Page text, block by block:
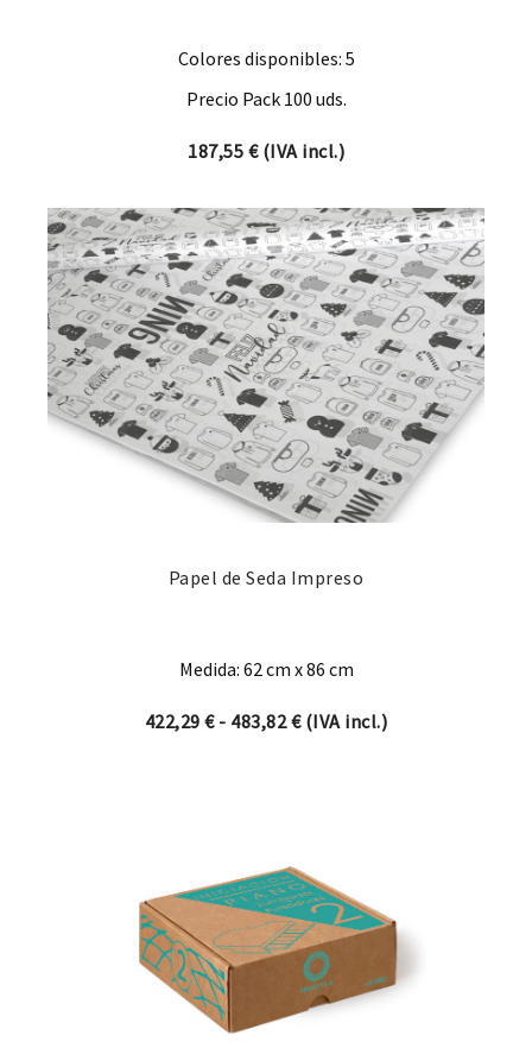
Colores disponibles: 5
Precio Pack 100 uds.
187,55 €(IVA incl.)
Papel de Seda Impreso
Medida: 62 cm x 86 cm
422,29€ - 483,82€Rango de precios: desde
(IVA incl.)